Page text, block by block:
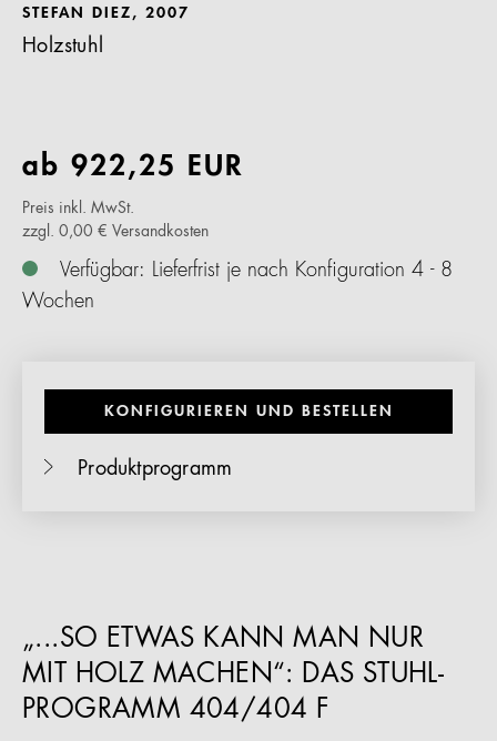
STEFAN DIEZ, 2007
Holzstuhl
ab 922,25 EUR
Preis inkl. MwSt.
zzgl. 0,00 € Versandkosten
Verfügbar: Lieferfrist je nach Konfiguration 4 - 8
Wochen
KONFIGURIEREN UND BESTELLEN
Produktprogramm
„...SO ETWAS KANN MAN NUR
MIT HOLZ MACHEN“: DAS STUHL-
PROGRAMM 404/404 F